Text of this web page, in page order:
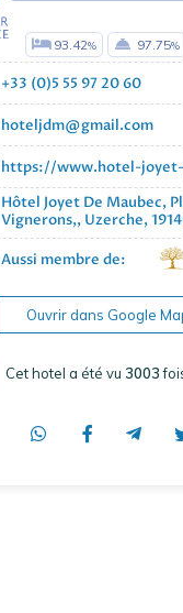
93.42 97.75
+33 (0)5 55 97 20 60
hoteljdm@gmail.com
https://www.hotel-joyet-
Hôtel Joyet De Maubec,
Vignerons,, Uzerche,
Aussi membre de:
Ouvrir dans Google
Cet hotel a été vu 3003